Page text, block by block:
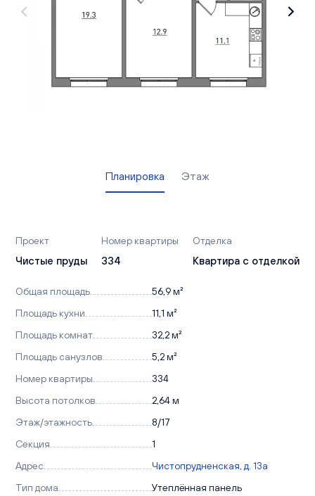
Вакансии
Офисы продаж
Планировка Этаж
Проект
Чистые пруды
Номер квартиры
334
Отделка
Квартира с отделкой
Общая площадь
56,9 м²
Площадь кухни
11,1 м²
Площадь комнат
32,2 м²
Площадь санузлов
5,2 м²
Номер квартиры
334
Высота потолков
2,64 м
Этаж/этажность
8/17
Секция
1
Адрес
Чистопрудненская, д. 13а
Тип дома
Утеплённая панель